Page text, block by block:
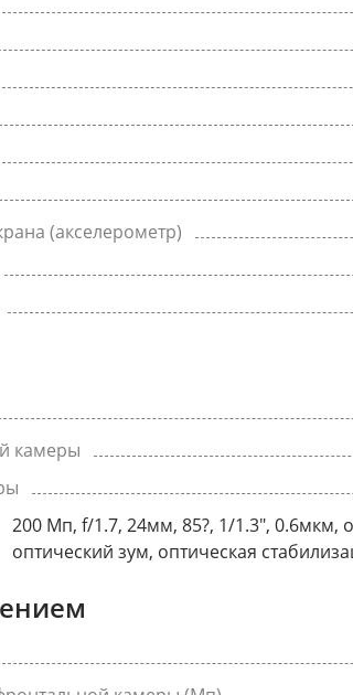
(акселерометр)
камеры
200 Мп, f/1.7, 24мм, 85?, 1/1.3", 0.6мкм,
оптический зум, оптическая